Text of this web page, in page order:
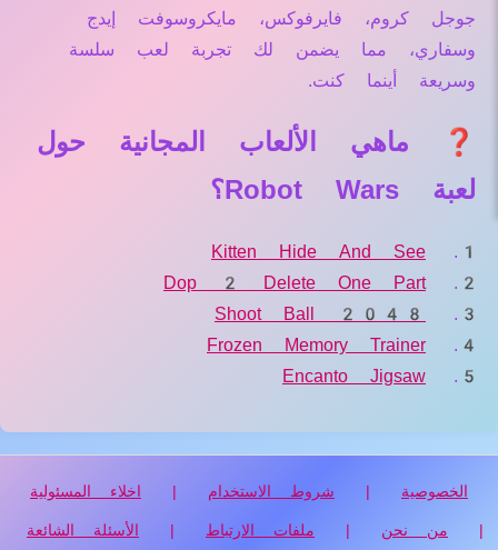
جوجل كروم، فايرفوكس، مايكروسوفت إيدج
وسفاري، مما يضمن لك تجربة لعب سلسة
وسريعة أينما كنت.
❓ ماهي الألعاب المجانية حول
لعبة Robot Wars؟
Kitten Hide And See
Dop 2 Delete One Part
Shoot Ball 2048
Frozen Memory Trainer
Encanto Jigsaw
الخصوصية | شروط الاستخدام | اخلاء المسئولية
| من نحن | ملفات الارتباط | الأسئلة الشائعة